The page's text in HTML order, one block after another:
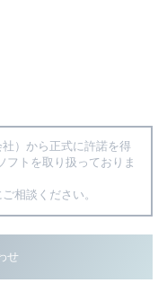
）から正式に許諾を得
フトを取り扱っておりま
相談ください。
せ